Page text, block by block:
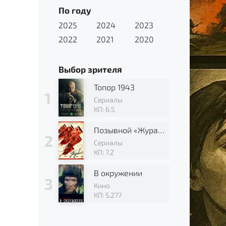
По году
2025 2024
2023
2022
2021 2020
Выбор зрителя
Топор 1943
Сериалы
КП: 6.5
Сериалы
КП: 7.2
В окружении
Кино
КП: 5.277